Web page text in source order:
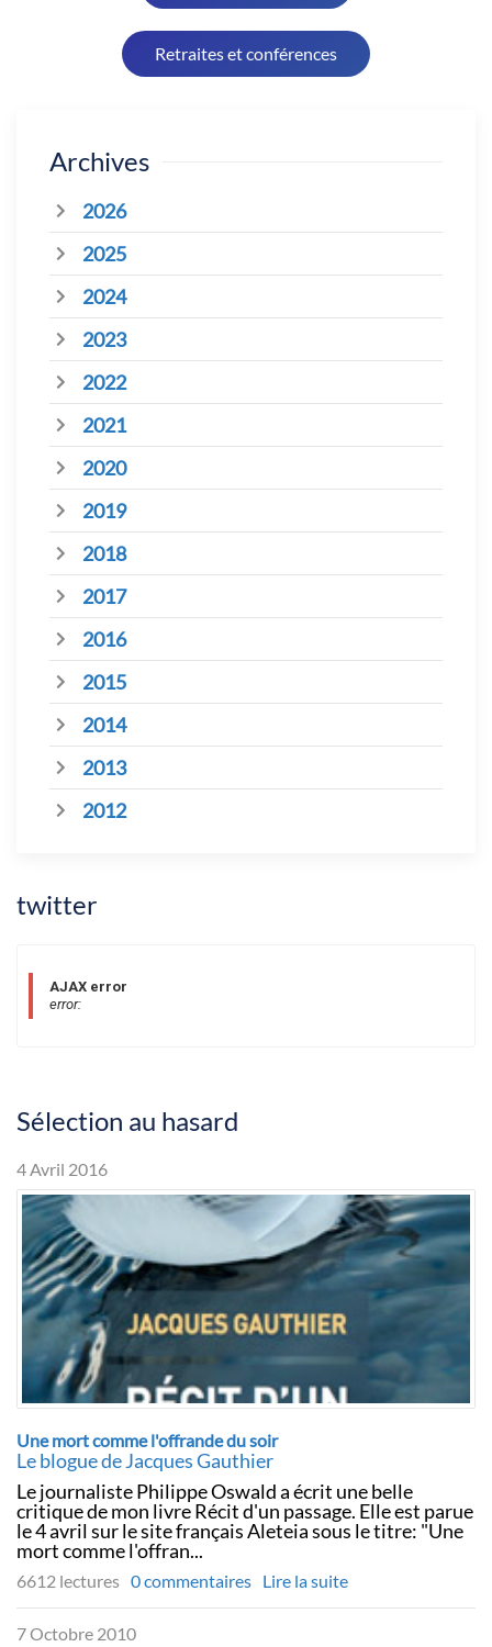
Retraites et conférences
Archives
2026
2025
2024
2023
2022
2021
2020
2019
2018
2017
2016
2015
2014
2013
2012
twitter
AJAX error
error:
Sélection au hasard
4 Avril 2016
Une mort comme l'offrande du soir
Le blogue de Jacques Gauthier
Le journaliste Philippe Oswald a écrit une belle
critique de mon livre Récit d'un passage. Elle est parue
le 4 avril sur le site français Aleteia sous le titre: "Une
mort comme l'offran...
6612 lectures 0 commentaires Lire la suite
7 Octobre 2010